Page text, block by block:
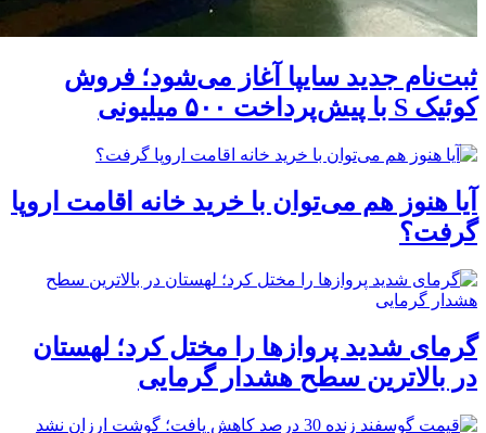
ثبت‌نام جدید سایپا آغاز می‌شود؛ فروش
کوئیک S با پیش‌پرداخت ۵۰۰ میلیونی
آیا هنوز هم می‌توان با خرید خانه اقامت اروپا
گرفت؟
گرمای شدید پروازها را مختل کرد؛ لهستان
در بالاترین سطح هشدار گرمایی